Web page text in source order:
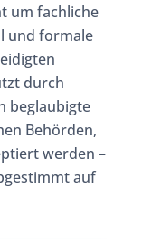
um fachliche
und formale
durch
beglaubigte
Behörden,
werden –
auf